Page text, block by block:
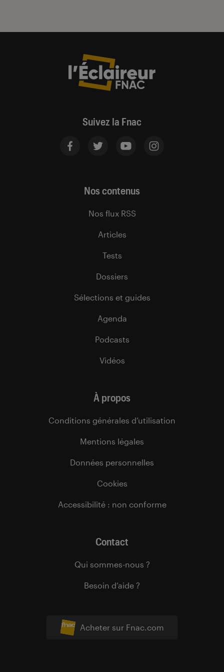
Suivez la Fnac
Acheter sur Fnac.com
Nos contenus
Nos flux RSS
Articles
Tests
Dossiers
Sélections et guides
Agenda
Podcasts
Vidéos
À propos
Conditions générales d’utilisation
Mentions légales
Données personnelles
Cookies
Accessibilité : non conforme
Contact
Qui sommes-nous ?
Besoin d’aide ?